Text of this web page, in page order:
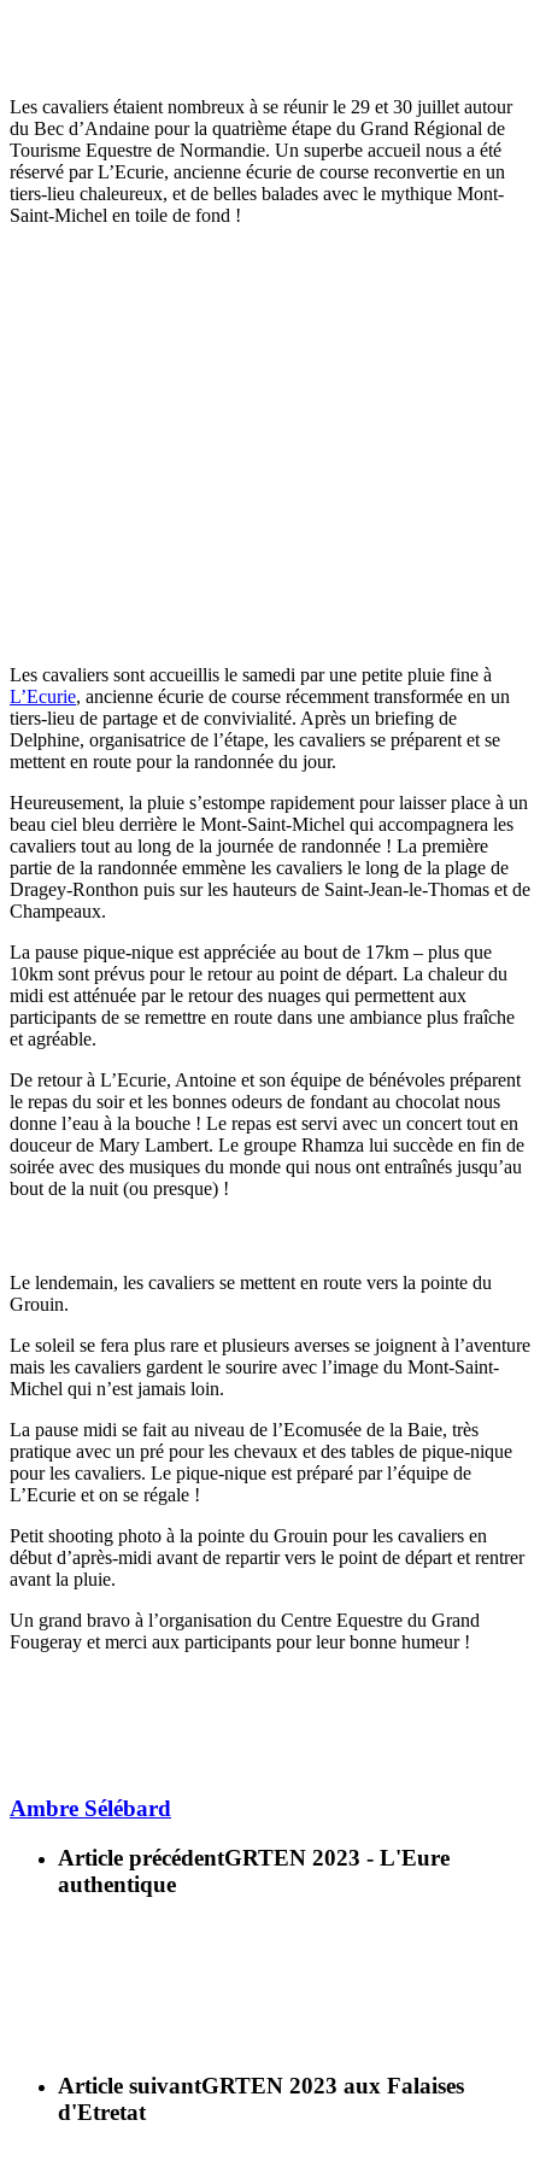
Les cavaliers étaient nombreux à se réunir le 29 et 30 juillet autour
du Bec d’Andaine pour la quatrième étape du Grand Régional de
Tourisme Equestre de Normandie. Un superbe accueil nous a été
réservé par L’Ecurie, ancienne écurie de course reconvertie en un
tiers-lieu chaleureux, et de belles balades avec le mythique Mont-
Saint-Michel en toile de fond !
Les cavaliers sont accueillis le samedi par une petite pluie fine à
L’Ecurie, ancienne écurie de course récemment transformée en un
tiers-lieu de partage et de convivialité. Après un briefing de
Delphine, organisatrice de l’étape, les cavaliers se préparent et se
mettent en route pour la randonnée du jour.
Heureusement, la pluie s’estompe rapidement pour laisser place à un
beau ciel bleu derrière le Mont-Saint-Michel qui accompagnera les
cavaliers tout au long de la journée de randonnée ! La première
partie de la randonnée emmène les cavaliers le long de la plage de
Dragey-Ronthon puis sur les hauteurs de Saint-Jean-le-Thomas et de
Champeaux.
La pause pique-nique est appréciée au bout de 17km – plus que
10km sont prévus pour le retour au point de départ. La chaleur du
midi est atténuée par le retour des nuages qui permettent aux
participants de se remettre en route dans une ambiance plus fraîche
et agréable.
De retour à L’Ecurie, Antoine et son équipe de bénévoles préparent
le repas du soir et les bonnes odeurs de fondant au chocolat nous
donne l’eau à la bouche ! Le repas est servi avec un concert tout en
douceur de Mary Lambert. Le groupe Rhamza lui succède en fin de
soirée avec des musiques du monde qui nous ont entraînés jusqu’au
bout de la nuit (ou presque) !
Le lendemain, les cavaliers se mettent en route vers la pointe du
Grouin.
Le soleil se fera plus rare et plusieurs averses se joignent à l’aventure
mais les cavaliers gardent le sourire avec l’image du Mont-Saint-
Michel qui n’est jamais loin.
La pause midi se fait au niveau de l’Ecomusée de la Baie, très
pratique avec un pré pour les chevaux et des tables de pique-nique
pour les cavaliers. Le pique-nique est préparé par l’équipe de
L’Ecurie et on se régale !
Petit shooting photo à la pointe du Grouin pour les cavaliers en
début d’après-midi avant de repartir vers le point de départ et rentrer
avant la pluie.
Un grand bravo à l’organisation du Centre Equestre du Grand
Fougeray et merci aux participants pour leur bonne humeur !
Ambre Sélébard
Article précédentGRTEN 2023 - L'Eure
authentique
Article suivantGRTEN 2023 aux Falaises
d'Etretat